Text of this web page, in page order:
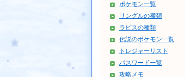
ポケモン一覧
リングルの種類
ラピスの種類
伝説のポケモン一覧
トレジャーリスト
パスワード一覧
攻略メモ